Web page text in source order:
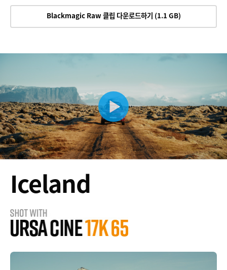
Blackmagic Raw 클립 다운로드하기 (1.1 GB)
Iceland